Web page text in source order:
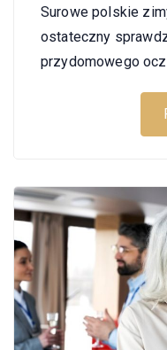
Surowe polskie
ostateczny
przydomowego